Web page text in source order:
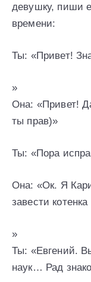
девушку, пиши
времени:
Ты: «Привет!
»
Она: «Привет!
ты прав)»
Ты: «Пора
Она: «Ок. Я
завести котенка
»
Ты: «Евгений.
наук… Рад